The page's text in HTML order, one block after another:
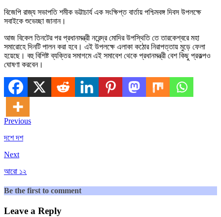
বিজেপি রাজ্য সভাপতি শমীক ভট্টাচার্য এক সংক্ষিপ্ত বার্তায় পশ্চিমবঙ্গ দিবস উপলক্ষে
সবাইকে শুভেচ্ছা জানান।
আজ বিকেল তিনটের পর প্রধানমন্ত্রী নরেন্দ্র মোদির উপস্থিতি তে তারকেশ্বরে মহা
সমারোহে দিনটি পালন করা হবে। এই উপলক্ষে এলাকা কঠোর নিরাপত্তায় মুড়ে ফেলা
হয়েছে। বহু বিশিষ্ট ব্যক্তির সমাগমে এই সমাবেশ থেকে প্রধানমন্ত্রী বেশ কিছু প্রকল্পও
ঘোষণা করবেন।
Previous
দশে দশ
Next
আরো ১২
Be the first to comment
Leave a Reply